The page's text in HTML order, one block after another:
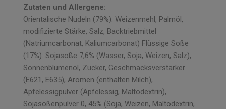
Zutaten und Allergene:
Orientalische Nudeln (79%): Weizenmehl, Palmöl,
modifizierte Stärke, Salz, Backtriebmittel
(Natriumcarbonat, Kaliumcarbonat) Flüssige Soße
(17%): Sojasoße 7,6% (Wasser, Soja, Weizen, Salz),
Sonnenblumenöl, Zucker, Geschmacksverstärker
(E621, E635), Aromen (enthalten Milch),
Apfelessigpulver (Apfelessig, Maltodextrin),
Sojasoßenpulver 0, 45% (Soja, Weizen, Maltodextrin,